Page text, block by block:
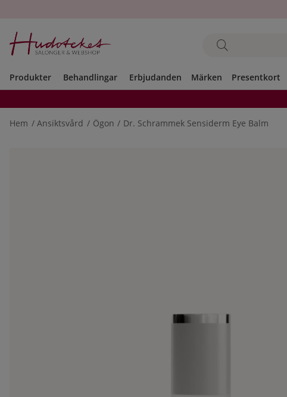
Produkter Behandlingar Erbjudanden Märken Presentkort
Hem Ansiktsvård Ögon Dr. Schrammek Sensiderm Eye Balm